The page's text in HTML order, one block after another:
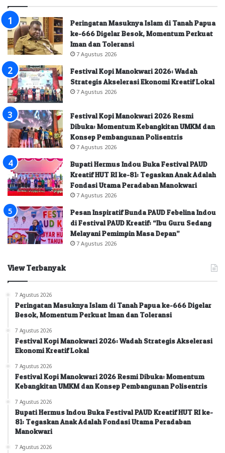
Peringatan Masuknya Islam di Tanah Papua
ke-666 Digelar Besok, Momentum Perkuat
Iman dan Toleransi
7 Agustus 2026
Festival Kopi Manokwari 2026: Wadah
Strategis Akselerasi Ekonomi Kreatif Lokal
7 Agustus 2026
Festival Kopi Manokwari 2026 Resmi
Dibuka: Momentum Kebangkitan UMKM dan
Konsep Pembangunan Polisentris
7 Agustus 2026
Bupati Hermus Indou Buka Festival PAUD
Kreatif HUT RI ke-81: Tegaskan Anak Adalah
Fondasi Utama Peradaban Manokwari
7 Agustus 2026
Pesan Inspiratif Bunda PAUD Febelina Indou
di Festival PAUD Kreatif: “Ibu Guru Sedang
Melayani Pemimpin Masa Depan”
7 Agustus 2026
View Terbanyak
7 Agustus 2026
Peringatan Masuknya Islam di Tanah Papua ke-666 Digelar
Besok, Momentum Perkuat Iman dan Toleransi
7 Agustus 2026
Festival Kopi Manokwari 2026: Wadah Strategis Akselerasi
Ekonomi Kreatif Lokal
7 Agustus 2026
Festival Kopi Manokwari 2026 Resmi Dibuka: Momentum
Kebangkitan UMKM dan Konsep Pembangunan Polisentris
7 Agustus 2026
Bupati Hermus Indou Buka Festival PAUD Kreatif HUT RI ke-
81: Tegaskan Anak Adalah Fondasi Utama Peradaban
Manokwari
7 Agustus 2026